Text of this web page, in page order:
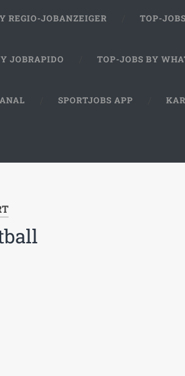
REGIO-JOBANZEIGER TOP-
JOBRAPIDO TOP-JOBS BY
SPORTJOBS APP